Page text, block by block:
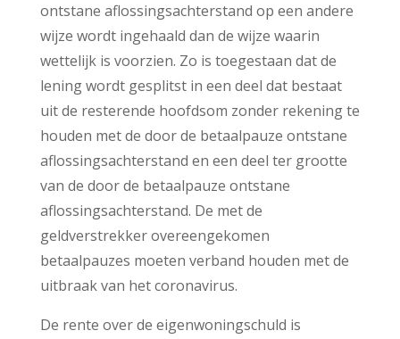
ontstane aflossingsachterstand op een andere
wijze wordt ingehaald dan de wijze waarin
wettelijk is voorzien. Zo is toegestaan dat de
lening wordt gesplitst in een deel dat bestaat
uit de resterende hoofdsom zonder rekening te
houden met de door de betaalpauze ontstane
aflossingsachterstand en een deel ter grootte
van de door de betaalpauze ontstane
aflossingsachterstand. De met de
geldverstrekker overeengekomen
betaalpauzes moeten verband houden met de
uitbraak van het coronavirus.
De rente over de eigenwoningschuld is